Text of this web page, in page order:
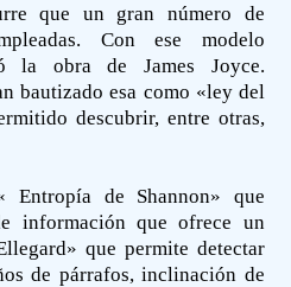
que un gran número de
Con ese modelo
la obra de James Joyce.
bautizado esa como «ley del
descubrir, entre otras,
de Shannon» que
información que ofrece un
que permite detectar
de párrafos, inclinación de